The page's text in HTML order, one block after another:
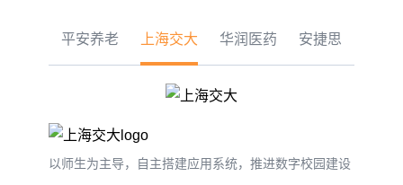
平安养老 上海交大 华润医药 安捷思
以师生为主导，自主搭建应用系统，推进数字校园建设